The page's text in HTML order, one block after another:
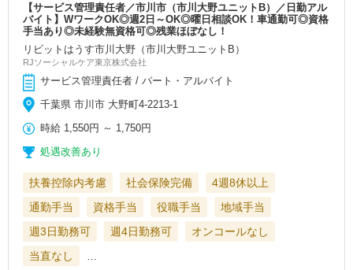
【サービス管理責任者／市川市（市川大野ユニットB）／日勤アル
バイト】WワークOK◎週2日～OK◎曜日相談OK！車通勤可◎資格
手当あり◎未経験無資格可◎残業ほぼなし！
リビットはうす市川大野（市川大野ユニットB）
RJソーシャルケア東京株式会社
サービス管理責任者 / パート・アルバイト
千葉県 市川市 大野町4-2213-1
時給 1,550円 ～ 1,750円
処遇改善あり
扶養控除内考慮 社会保険完備
4週8休以上
通勤手当
資格手当 役職手当
地域手当
週3日勤務可
週4日勤務可
オンコールなし
当直なし